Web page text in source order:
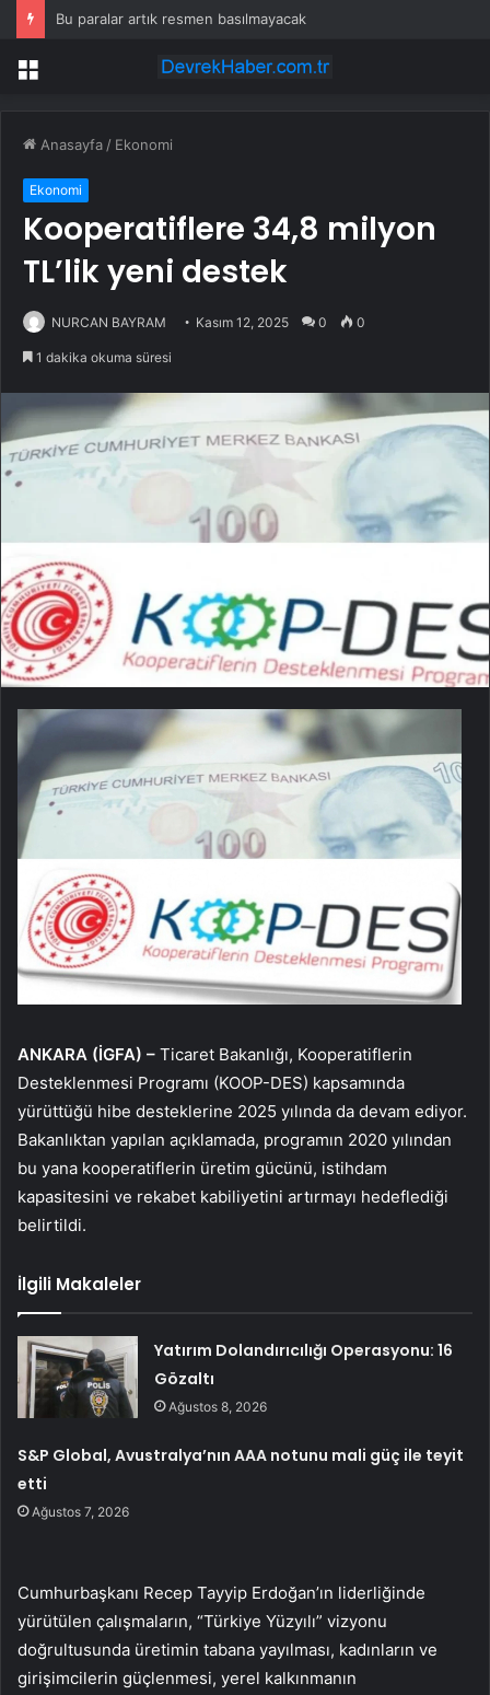
Bu paralar artık resmen basılmayacak
Menü
Anasayfa / Ekonomi
Ekonomi
Kooperatiflere 34,8 milyon
TL’lik yeni destek
NURCAN BAYRAM Kasım 12, 2025 0 0
1 dakika okuma süresi
ANKARA (İGFA) – Ticaret Bakanlığı, Kooperatiflerin
Desteklenmesi Programı (KOOP-DES) kapsamında
yürüttüğü hibe desteklerine 2025 yılında da devam ediyor.
Bakanlıktan yapılan açıklamada, programın 2020 yılından
bu yana kooperatiflerin üretim gücünü, istihdam
kapasitesini ve rekabet kabiliyetini artırmayı hedeflediği
belirtildi.
İlgili Makaleler
Yatırım Dolandırıcılığı Operasyonu: 16
Gözaltı
Ağustos 8, 2026
S&P Global, Avustralya’nın AAA notunu mali güç ile teyit
etti
Ağustos 7, 2026
Cumhurbaşkanı Recep Tayyip Erdoğan’ın liderliğinde
yürütülen çalışmaların, “Türkiye Yüzyılı” vizyonu
doğrultusunda üretimin tabana yayılması, kadınların ve
girişimcilerin güçlenmesi, yerel kalkınmanın